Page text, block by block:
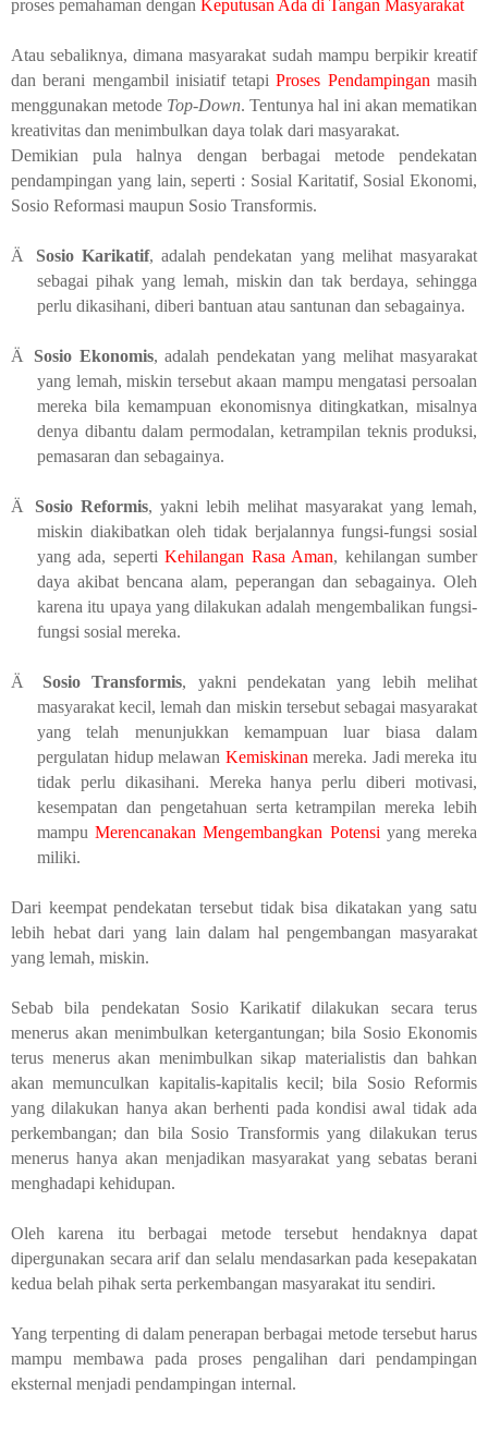
proses pemahaman dengan Keputusan Ada di Tangan Masyarakat
Atau sebaliknya, dimana masyarakat sudah mampu berpikir kreatif
dan berani mengambil inisiatif tetapiProses Pendampingan masih
menggunakan metode Top-Down. Tentunya hal ini akan mematikan
kreativitas dan menimbulkan daya tolak dari masyarakat.
Demikian pula halnya dengan berbagai metode pendekatan
pendampingan yang lain, seperti : Sosial Karitatif, Sosial Ekonomi,
Sosio Reformasi maupun Sosio Transformis.
Ä Sosio Karikatif, adalah pendekatan yang melihat masyarakat
sebagai pihak yang lemah, miskin dan tak berdaya, sehingga
perlu dikasihani, diberi bantuan atau santunan dan sebagainya.
Ä Sosio Ekonomis, adalah pendekatan yang melihat masyarakat
yang lemah, miskin tersebut akaan mampu mengatasi persoalan
mereka bila kemampuan ekonomisnya ditingkatkan, misalnya
denya dibantu dalam permodalan, ketrampilan teknis produksi,
pemasaran dan sebagainya.
Ä Sosio Reformis, yakni lebih melihat masyarakat yang lemah,
miskin diakibatkan oleh tidak berjalannya fungsi-fungsi sosial
yang ada, sepertiKehilangan Rasa Aman, kehilangan sumber
daya akibat bencana alam, peperangan dan sebagainya. Oleh
karena itu upaya yang dilakukan adalah mengembalikan fungsi-
fungsi sosial mereka.
Ä Sosio Transformis, yakni pendekatan yang lebih melihat
masyarakat kecil, lemah dan miskin tersebut sebagai masyarakat
yang telah menunjukkan kemampuan luar biasa dalam
pergulatan hidup melawan Kemiskinan mereka. Jadi mereka itu
tidak perlu dikasihani. Mereka hanya perlu diberi motivasi,
kesempatan dan pengetahuan serta ketrampilan mereka lebih
mampuMerencanakan Mengembangkan Potensi yang mereka
miliki.
Dari keempat pendekatan tersebut tidak bisa dikatakan yang satu
lebih hebat dari yang lain dalam hal pengembangan masyarakat
yang lemah, miskin.
Sebab bila pendekatan Sosio Karikatif dilakukan secara terus
menerus akan menimbulkan ketergantungan; bila Sosio Ekonomis
terus menerus akan menimbulkan sikap materialistis dan bahkan
akan memunculkan kapitalis-kapitalis kecil; bila Sosio Reformis
yang dilakukan hanya akan berhenti pada kondisi awal tidak ada
perkembangan; dan bila Sosio Transformis yang dilakukan terus
menerus hanya akan menjadikan masyarakat yang sebatas berani
menghadapi kehidupan.
Oleh karena itu berbagai metode tersebut hendaknya dapat
dipergunakan secara arif dan selalu mendasarkan pada kesepakatan
kedua belah pihak serta perkembangan masyarakat itu sendiri.
Yang terpenting di dalam penerapan berbagai metode tersebut harus
mampu membawa pada proses pengalihan dari pendampingan
eksternal menjadi pendampingan internal.